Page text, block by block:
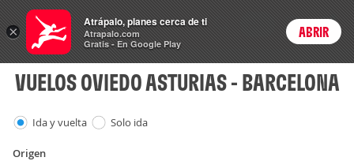
Vuelos Precios enPeso
ARSCambiar moneda
Login
VUELOS OVIEDO ASTURIAS - BARCELONA
Ida y vuelta Solo ida
Origen
×
Atrápalo, planes cerca de ti
Atrapalo.com
Gratis - En Google Play
ABRIR